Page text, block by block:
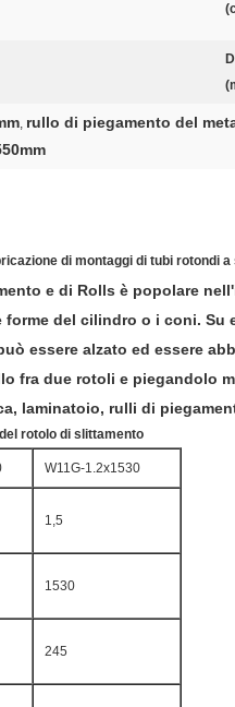
, rullo di piegamento del
di montaggi di tubi rotondi
e di Rolls è popolare
del cilindro o i coni.
essere alzato ed essere
fra due rotoli e piegandolo
laminatoio, rulli di
rotolo di slittamento
W11G-1.2x1530
1,5
1530
245